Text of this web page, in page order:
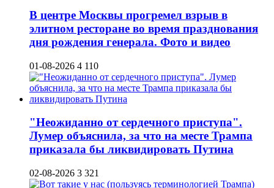
В центре Москвы прогремел взрыв в
элитном ресторане во время празднования
дня рождения генерала. Фото и видео
01-08-2026 4 110
"Неожиданно от сердечного приступа".
Лумер объяснила, за что на месте Трампа
приказала бы ликвидировать Путина
02-08-2026 3 321